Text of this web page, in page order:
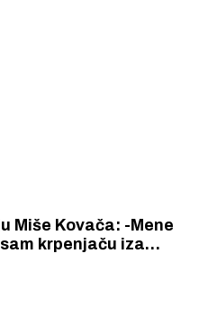
Miše Kovača: -Mene
krpenjaču iza